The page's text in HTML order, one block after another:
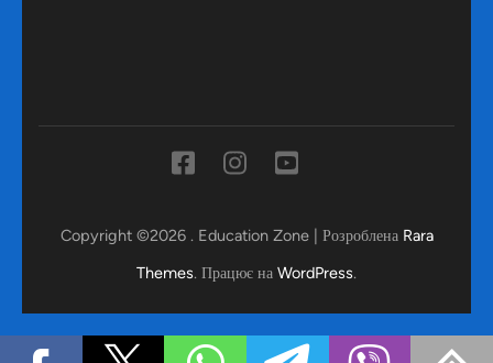
Copyright ©2026 . Education Zone | Розроблена Rara
Themes. Працює на WordPress.